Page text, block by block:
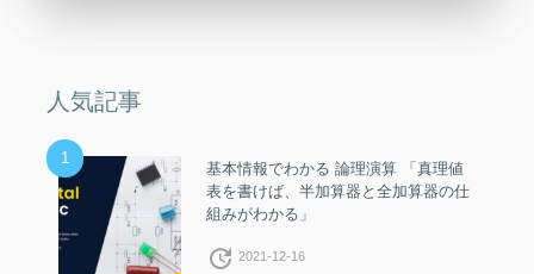
人気記事
1
基本情報でわかる 論理演算 「真理値
表を書けば、半加算器と全加算器の仕
組みがわかる」
update 2021-12-16